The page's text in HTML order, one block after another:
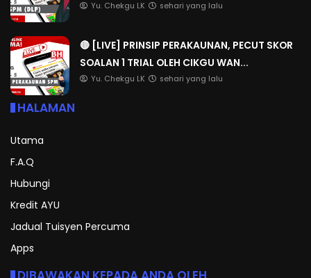
Yu. Chekgu LK sehari yang lalu
🔴 [LIVE] PRINSIP PERAKAUNAN, PECUT SKOR
SOALAN 1 TRIAL OLEH CIKGU WAN...
Yu. Chekgu LK sehari yang lalu
HALAMAN
Utama
F.A.Q
Hubungi
Kredit AYU
Jadual Tuisyen Percuma
Apps